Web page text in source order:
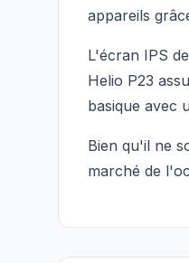
appareils
L'écran IPS
Helio P23
basique avec
Bien qu'il ne
marché de